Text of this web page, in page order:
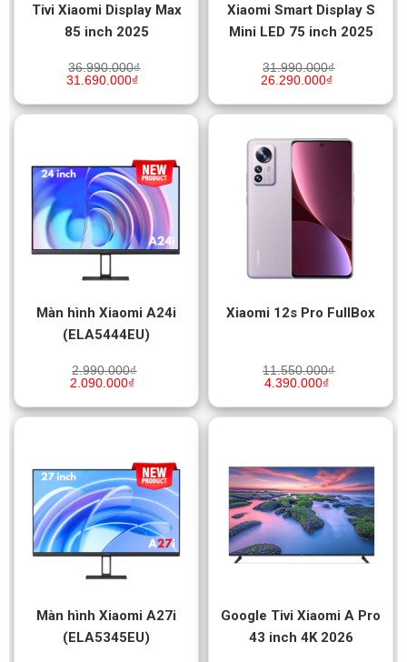
Tivi Xiaomi Display Max
85 inch 2025
36.990.000₫
31.690.000₫
Xiaomi Smart Display S
Mini LED 75 inch 2025
31.990.000₫
26.290.000₫
Màn hình Xiaomi A24i
(ELA5444EU)
2.990.000₫
2.090.000₫
Xiaomi 12s Pro FullBox
11.550.000₫
4.390.000₫
Màn hình Xiaomi A27i
(ELA5345EU)
Google Tivi Xiaomi A Pro
43 inch 4K 2026